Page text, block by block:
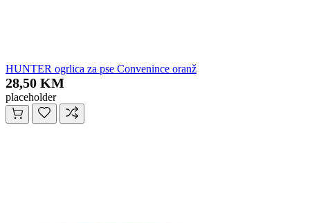
HUNTER ogrlica za pse Convenince oranž
28,50 KM
placeholder